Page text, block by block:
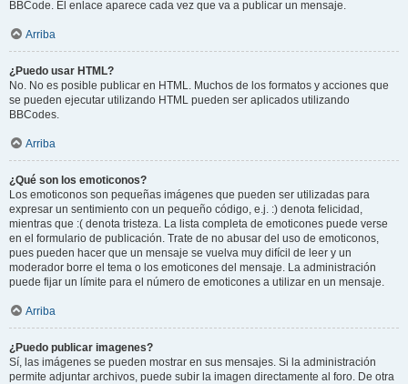
BBCode. El enlace aparece cada vez que va a publicar un mensaje.
Arriba
¿Puedo usar HTML?
No. No es posible publicar en HTML. Muchos de los formatos y acciones que
se pueden ejecutar utilizando HTML pueden ser aplicados utilizando
BBCodes.
Arriba
¿Qué son los emoticonos?
Los emoticonos son pequeñas imágenes que pueden ser utilizadas para
expresar un sentimiento con un pequeño código, e.j. :) denota felicidad,
mientras que :( denota tristeza. La lista completa de emoticones puede verse
en el formulario de publicación. Trate de no abusar del uso de emoticonos,
pues pueden hacer que un mensaje se vuelva muy difícil de leer y un
moderador borre el tema o los emoticones del mensaje. La administración
puede fijar un límite para el número de emoticones a utilizar en un mensaje.
Arriba
¿Puedo publicar imagenes?
Sí, las imágenes se pueden mostrar en sus mensajes. Si la administración
permite adjuntar archivos, puede subir la imagen directamente al foro. De otra